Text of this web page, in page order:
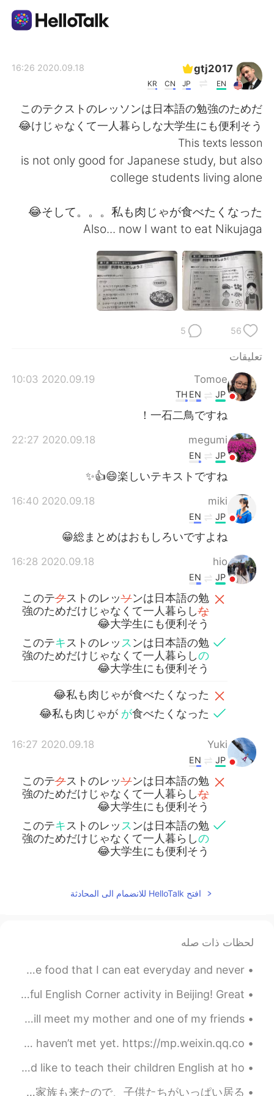
العربية
简体中文
繁體中文 Español
한국어
ไทย
gtj2017
EN
JP
CN
KR
2020.09.18 16:26
このテクストのレッソンは日本語の勉強のためだ
けじゃなくて一人暮らしな大学生にも便利そう😂
This texts lesson
is not only good for Japanese study, but also
college students living alone
そして。。。私も肉じゃが食べたくなった😂
Also... now I want to eat Nikujaga
56
5
تعليقات
Tomoe
2020.09.19 10:03
JP
EN
TH
一石二鳥ですね！
megumi
2020.09.18 22:27
JP
EN
楽しいテキストですね😄👍✨
miki
2020.09.18 16:40
JP
EN
総まとめはおもしろいですよね😁
hio
2020.09.18 16:28
JP
EN
このテクストのレッソンは日本語の勉
強のためだけじゃなくて一人暮らしな
大学生にも便利そう😂
このテキ ストのレッ ス ンは日本語の勉
強のためだけじゃなくて一人暮らしの
大学生にも便利そう😂
私も肉じゃが食べたくなった😂
私も肉じゃがが食べたくなった😂
Yuki
2020.09.18 16:27
JP
EN
このテクストのレッソンは日本語の勉
強のためだけじゃなくて一人暮らしな
大学生にも便利そう😂
このテキ ストのレッ ス ンは日本語の勉
強のためだけじゃなくて一人暮らしの
大学生にも便利そう😂
افتح HelloTalk للانضمام الى المحادثة
لحظات ذات صله
I love eating dumplings during rainy days !! This is one food that I can eat everyday and never ...
Beijing English Corner We recently enjoyed a wonderful English Corner activity in Beijing! Great ...
My Birthday is coming in two days I’m so excited 😆 🥳 I will meet my mother and one of my friends...
My thought: there are no strangers ... only friends who haven’t met yet. https://mp.weixin.qq.co...
How to teach kids English at home!! Many parents would like to teach their children English at ho...
今日は妹の家に私の家族が集めた Today at my sisters house my family gathered together 私の姉さんの家族も来たので、子供たちがいっぱい居る ...